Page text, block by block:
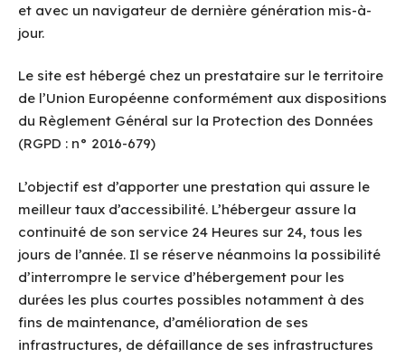
et avec un navigateur de dernière génération mis-à-
jour.
Le site est hébergé chez un prestataire sur le territoire
de l’Union Européenne conformément aux dispositions
du Règlement Général sur la Protection des Données
(RGPD : n° 2016-679)
L’objectif est d’apporter une prestation qui assure le
meilleur taux d’accessibilité. L’hébergeur assure la
continuité de son service 24 Heures sur 24, tous les
jours de l’année. Il se réserve néanmoins la possibilité
d’interrompre le service d’hébergement pour les
durées les plus courtes possibles notamment à des
fins de maintenance, d’amélioration de ses
infrastructures, de défaillance de ses infrastructures